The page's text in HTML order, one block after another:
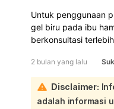
Untuk penggunaan
gel biru pada ibu
berkonsultasi
spesialis kulit
Setiap kehamilan
kulit terhadap
Meskipun ceramide
2 bulan yang lalu
Disclaimer:
adalah informasi